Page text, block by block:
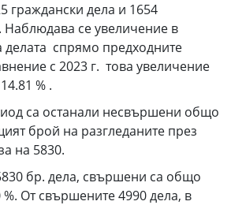
граждански дела и 1654
Наблюдава се увеличение в
делата спрямо предходните
с 2023 г. това увеличение
% .
са останали несвършени общо
брой на разгледаните през
на 5830.
бр. дела, свършени са общо
От свършените 4990 дела, в